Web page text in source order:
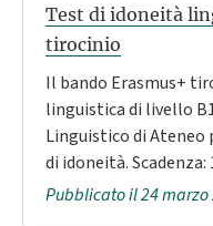
Test di idoneità
tirocinio
Il bando Erasmus+
linguistica di livello
Linguistico di
di idoneità. Scadenza:
Pubblicato il 24 marzo